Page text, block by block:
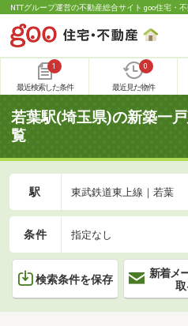
NTTグループ運営の不動産総合サイト goo住宅・
1
最近検索した条件
0
最近見た物件
若葉駅(埼玉県)の新築一
覧
駅 東武鉄道東上線｜若葉
条件 指定なし
検索条件を保存
新着メ
取